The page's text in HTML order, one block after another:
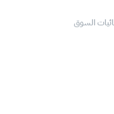
السوق